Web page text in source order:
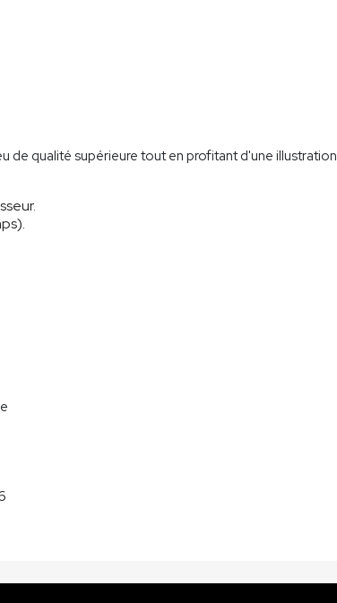
de qualité supérieure tout en profitant d'une illustration